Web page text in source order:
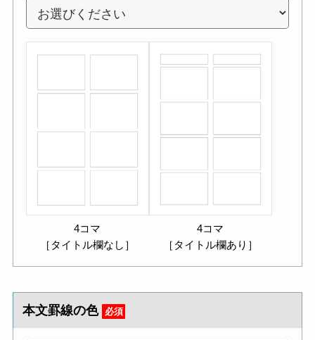
4コマ
［タイトル欄なし］
4コマ
［タイトル欄あり］
本文罫線の色 必須